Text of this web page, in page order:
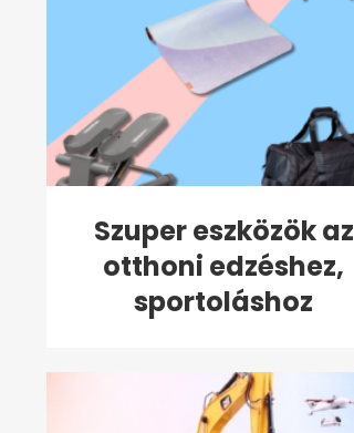
Szuper eszközök az
otthoni edzéshez,
sportoláshoz